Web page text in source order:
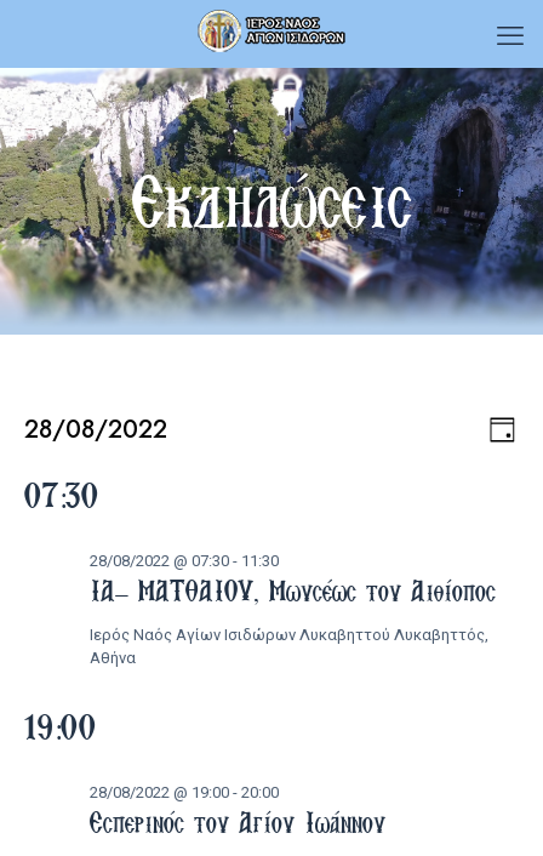
Εκδηλώσεις
Εκδηλώσεις
for
28/08/2022
Day
28/08/2022
07:30
ΙΑ’ ΜΑΤΘΑΙΟΥ, Μωυσέως του Αιθίοπος
28/08/2022 @ 07:30- 11:30
Ιερός Ναός Αγίων Ισιδώρων Λυκαβηττού Λυκαβηττός,
Αθήνα
19:00
Εσπερινός του Αγίου Ιωάννου
28/08/2022 @ 19:00- 20:00